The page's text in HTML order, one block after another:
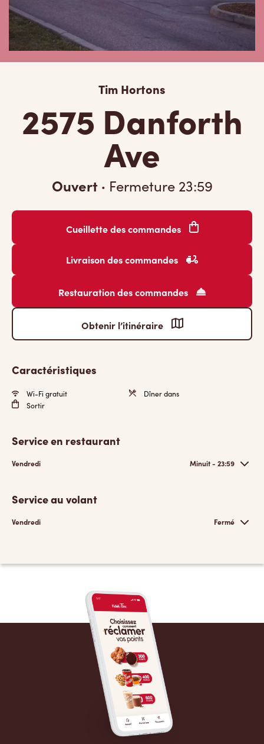
Tim Hortons
2575 Danforth
Ave
Ouvert · Fermeture 23:59
Cueillette des commandes
Livraison des commandes
Restauration des commandes
Obtenir l’itinéraire
Caractéristiques
Wi-Fi gratuit
Dîner dans
Sortir
Service en restaurant
Vendredi Minuit - 23:59
Service au volant
Vendredi Fermé